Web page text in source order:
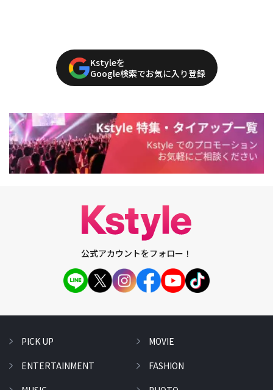
Kstyleを
Google検索でお気に入り登録
公式アカウントをフォロー！
PICK UP
ENTERTAINMENT
MOVIE
FASHION